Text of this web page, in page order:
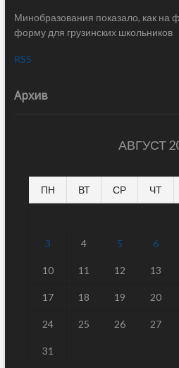
Минобразования показало, как на
форму для грузинских школьников
RSS
Архив
АВГУСТ
ПН ВТ СР ЧТ
3 4 5 6
10 11 12 13
17 18 19 20
24 25 26 27
31